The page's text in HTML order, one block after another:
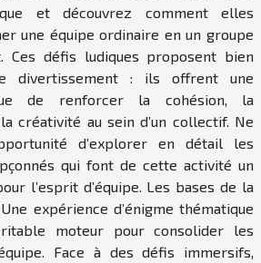
et découvrez comment elles
une équipe ordinaire en un groupe
Ces défis ludiques proposent bien
divertissement : ils offrent une
de renforcer la cohésion, la
créativité au sein d’un collectif. Ne
d’explorer en détail les
qui font de cette activité un
l’esprit d’équipe. Les bases de la
expérience d’énigme thématique
moteur pour consolider les
Face à des défis immersifs,